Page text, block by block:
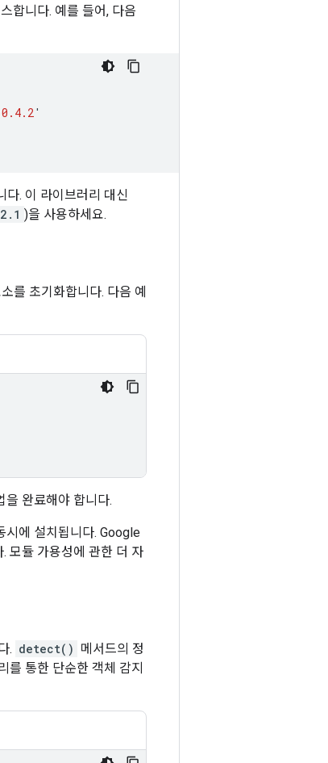
합니다. 예를 들어, 다음
0.4.2'
. 이 라이브러리 대신
)을 사용하세요.
를 초기화합니다. 다음 예
을 완료해야 합니다.
에 설치됩니다. Google
모듈 가용성에 관한 더 자
. detect() 메서드의 정
를 통한 단순한 객체 감지